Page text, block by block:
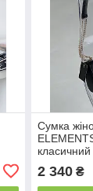
Сумка
класичний
2 340₴